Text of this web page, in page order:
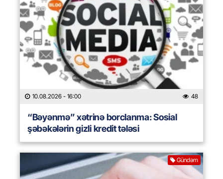
10.08.2026 - 16:00 48
“Bəyənmə” xətrinə borclanma: Sosial
şəbəkələrin gizli kredit tələsi
Gündəm